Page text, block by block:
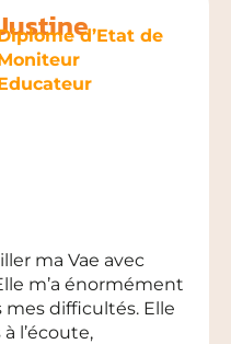
d’Etat de
ma Vae avec
m’a énormément
mes difficultés. Elle
l’écoute,